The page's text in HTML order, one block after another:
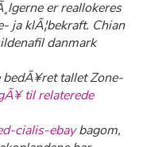
er reallokeres
ja klÃ¦bekraft. Chian
danmark
bedÃ¥ret tallet Zone-
til relaterede
cialis-ebaybagom,